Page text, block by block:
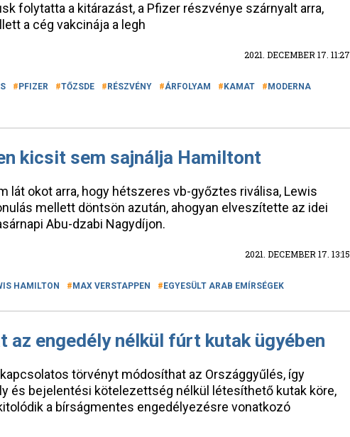
folytatta a kitárazást, a Pfizer részvénye szárnyalt arra,
a cég vakcinája a legh
2021. DECEMBER 17. 11:27
PFIZER TŐZSDE RÉSZVÉNY ÁRFOLYAM KAMAT
MODERNA
kicsit sem sajnálja Hamiltont
lát okot arra, hogy hétszeres vb-győztes riválisa, Lewis
mellett döntsön azután, ahogyan elveszítette az idei
Abu-dzabi Nagydíjon.
2021. DECEMBER 17. 13:15
HAMILTON MAX VERSTAPPEN EGYESÜLT ARAB EMÍRSÉGEK
az engedély nélkül fúrt kutak ügyében
törvényt módosíthat az Országgyűlés, így
és bejelentési kötelezettség nélkül létesíthető kutak köre,
a bírságmentes engedélyezésre vonatkozó